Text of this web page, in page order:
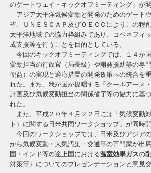
のゲートウェイ・キックオフミーティング」が開
アジア太平洋気候変動と開発のためのゲート
省、ＵＮＥＳＣＡＰ及びＯＥＣＣによりこの程
太平洋地域での協力枠組みであり、コベネフィ
成支援等を行うことを目的としている。
今回のキックオフミーティングでは、１４か
変動担当の行政官（局長級）や開発援助等の専
便益）の実現と適応措置の開発政策への統合を
れた。また、我が国が提唱する「クールアース
計画及び気候変動担当の関係省庁等の協力に基
れた。
また、平成２０年４月２２日には「気候変動
ト）に関する日米共同ワークショップ」が同時開
今回のワークショップでは、日米及びアジア
から気候変動・大気汚染・交通等の専門家が出
国・インド等の途上国における温室効果ガスの
対策等）についてのプレゼンテーションと意見交